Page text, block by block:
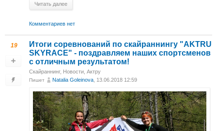
Читать далее
Комментариев нет
19
Итоги соревнований по скайраннингу "AKTRU
SKYRACE" - поздравляем наших спортсменов
с отличным результатом!
Скайраннинг, Новости Актру
Пишет Natalia Goleinova , 13.06.2018 12:59